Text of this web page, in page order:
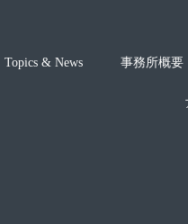
Topics & News 事務所概要